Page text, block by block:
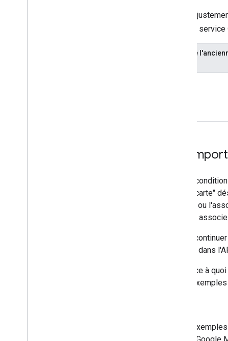
Le tableau suivant récapitule les
, pour chaque
Ajustements des fonctionnalités de
Exemples de "Avec
Les modifications apportées aux
n'importe quelle carte". "Avec une carte"
carte, y compris une carte Google, ou
la carte spécifique à laquelle vous
Pour plus de clarté, vous pouvez
dans
Les exemples suivants illustrent ce à
conditions de votre Contrat. Les
Les cercles bleus des